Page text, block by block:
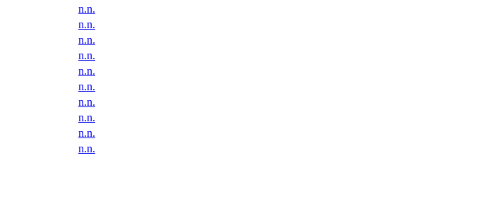
n.n.
n.n.
n.n.
n.n.
n.n.
n.n.
n.n.
n.n.
n.n.
n.n.